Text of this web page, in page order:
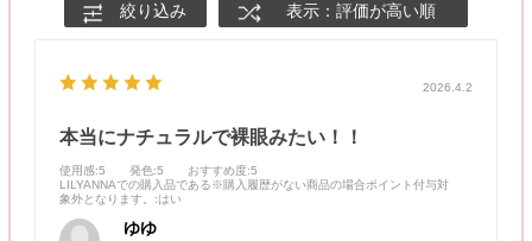
絞り込み 表示：評価が高い順
2026.4.2
本当にナチュラルで裸眼みたい！！
使用感:5 発色:5 おすすめ度:5
LILYANNAでの購入品である※購入履歴がない商品の場合ポイント付与対
象外となります。
:はい
ゆゆ